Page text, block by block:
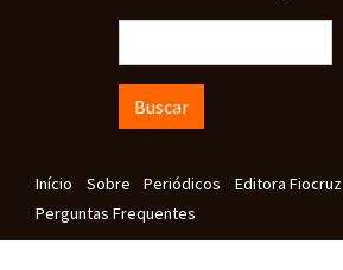
Navegação principal
Início Sobre Periódicos
Editora Fiocruz
Perguntas Frequentes